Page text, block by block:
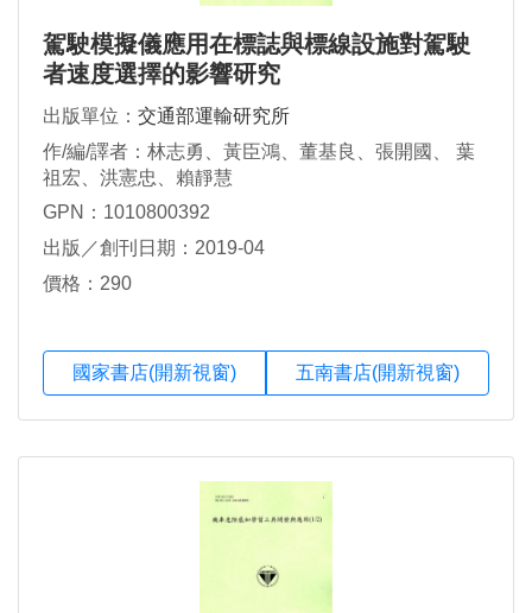
駕駛模擬儀應用在標誌與標線設施對駕駛
者速度選擇的影響研究
出版單位： 交通部運輸研究所
作/編/譯者：林志勇、黃臣鴻、董基良、張開國、 葉
祖宏、洪憲忠、賴靜慧
GPN：1010800392
出版／創刊日期：2019-04
價格：290
國家書店(開新視窗) 五南書店(開新視窗)